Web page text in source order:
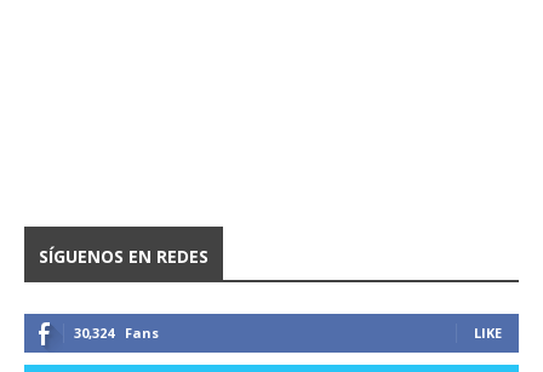
SÍGUENOS EN REDES
30,324 Fans LIKE